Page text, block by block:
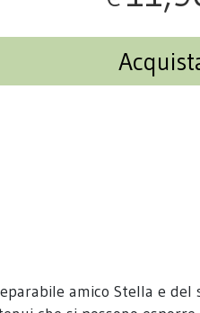
amico Stella e del